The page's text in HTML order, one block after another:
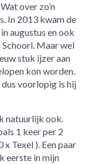
over zo’n
In 2013 kwam de
augustus en ook
Maar wel
stuk ijzer aan
kon worden.
voorlopig is hij
natuurlijk ook.
1 keer per 2
Texel ). Een paar
eerste in mijn